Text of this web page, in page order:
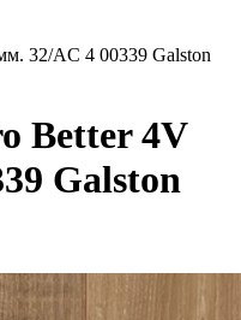
32/AC 4 00339 Galston
Better 4V
Galston